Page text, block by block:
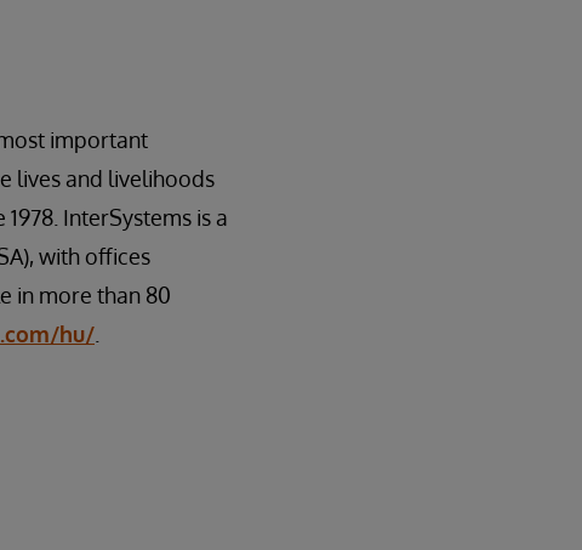
important
lives and livelihoods
InterSystems is a
with offices
in more than 80
hu/